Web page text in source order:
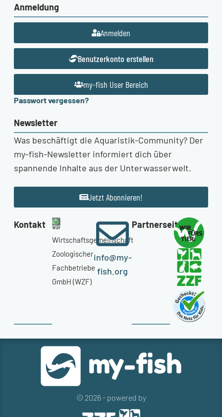
Anmeldung
Anmelden
Benutzerkonto erstellen
my-fish User Bereich
Passwort vergessen?
Newsletter
Was beschäftigt die Aquaristik-Community? Der
my-fish-Newsletter informiert dich über
spannende Inhalte aus der Unterwasserwelt.
Jetzt Abonnieren!
Kontakt
Wirtschaftsgemeinschaft
Zoologischer
Fachbetriebe
GmbH (WZF)
info@my-
fish.org
Partnerseiten
© 2026 - powered by